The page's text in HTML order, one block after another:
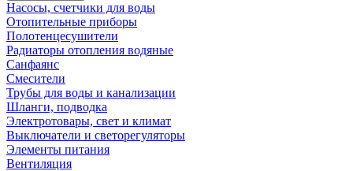
Насосы, счетчики для воды
Отопительные приборы
Полотенцесушители
Радиаторы отопления водяные
Санфаянс
Смесители
Трубы для воды и канализации
Шланги, подводка
Электротовары, свет и климат
Выключатели и светорегуляторы
Элементы питания
Вентиляция